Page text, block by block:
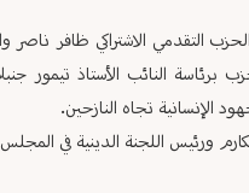
التقدمي الاشتراكي ظافر
برئاسة النائب الأستاذ تيمور
الإنسانية تجاه النازحين.
ورئيس اللجنة الدينية في